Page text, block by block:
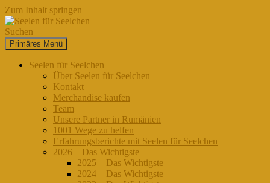
Zum Inhalt springen
Seelen für Seelchen
Suchen
Primäres Menü
Seelen für Seelchen
Über Seelen für Seelchen
Kontakt
Merchandise kaufen
Team
Unsere Partner in Rumänien
1001 Wege zu helfen
Erfahrungsberichte mit Seelen für Seelchen
2026 – Das Wichtigste
2025 – Das Wichtigste
2024 – Das Wichtigste